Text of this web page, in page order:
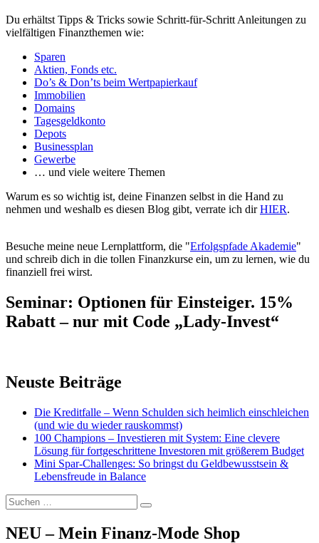
Du erhältst Tipps & Tricks sowie Schritt-für-Schritt Anleitungen zu
vielfältigen Finanzthemen wie:
Sparen
Aktien, Fonds etc.
Do’s & Don’ts beim Wertpapierkauf
Immobilien
Domains
Tagesgeldkonto
Depots
Businessplan
Gewerbe
… und viele weitere Themen
Warum es so wichtig ist, deine Finanzen selbst in die Hand zu
nehmen und weshalb es diesen Blog gibt, verrate ich dirHIER.
Besuche meine neue Lernplattform, die "Erfolgspfade Akademie"
und schreib dich in die tollen Finanzkurse ein, um zu lernen, wie du
finanziell frei wirst.
Seminar: Optionen für Einsteiger. 15%
Rabatt – nur mit Code „Lady-Invest“
Neuste Beiträge
Die Kreditfalle – Wenn Schulden sich heimlich einschleichen
(und wie du wieder rauskommst)
100 Champions – Investieren mit System: Eine clevere
Lösung für fortgeschrittene Investoren mit größerem Budget
Mini Spar-Challenges: So bringst du Geldbewusstsein &
Lebensfreude in Balance
Suchen
nach:
Suchen
NEU – Mein Finanz-Mode Shop